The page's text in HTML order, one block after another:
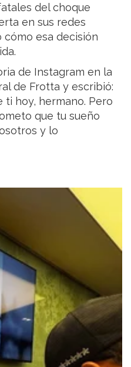
del choque
en sus redes
esa decisión
de Instagram en la
de Frotta y escribió:
ti hoy, hermano. Pero
que tu sueño
y lo